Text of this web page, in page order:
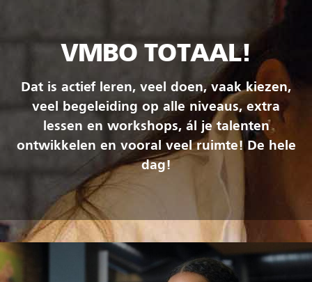
VMBO TOTAAL!
Dat is actief leren, veel doen, vaak kiezen,
veel begeleiding op alle niveaus, extra
lessen en workshops, ál je talenten
ontwikkelen en vooral veel ruimte! De hele
dag!